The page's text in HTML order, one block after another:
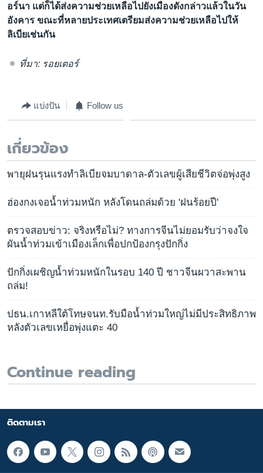
อร์นา แต่ก็ได้ส่งความช่วยเหลือไปยังเมืองดังกล่าวแล้วในวัน
อังคาร ขณะที่หลายประเทศเตรียมส่งความช่วยเหลือไปให้
ลิเบียเช่นกัน
ที่มา: รอยเตอร์
แบ่งปัน Follow us
เกี่ยวข้อง
พายุฝนรุนแรงทำลิเบียจมบาดาล-ตัวเลขผู้เสียชีวิตจ่อพุ่งสูง
ฮ่องกงเจอน้ำท่วมหนัก หลังโดนถล่มด้วย 'ฝนร้อยปี'
ตรวจสอบข่าว: จริงหรือไม่? ทางการจีนไม่ยอมรับว่าจงใจ
ผันน้ำท่วมเข้าเมืองเล็กเพื่อปกป้องกรุงปักกิ่ง
ปักกิ่งเผชิญน้ำท่วมหนักในรอบ 140 ปี ชาวจีนผวาสะพาน
ถล่ม!
ปธน.เกาหลีใต้โทษจนท.รับมือน้ำท่วมใหญ่ไม่มีประสิทธิภาพ
หลังตัวเลขเหยื่อพุ่งแตะ 40
Continue reading
ติดตามเรา